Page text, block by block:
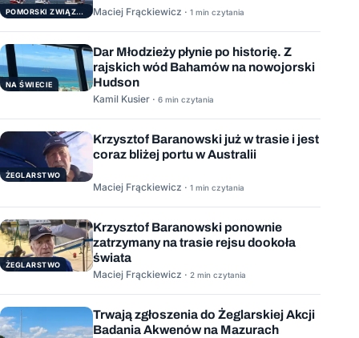
POMORSKI ZWIĄZEK ŻEGLARSKI Maciej Frąckiewicz · 1 min czytania
NA ŚWIECIE
Dar Młodzieży płynie po historię. Z
rajskich wód Bahamów na nowojorski
Hudson
Kamil Kusier · 6 min czytania
ŻEGLARSTWO
Krzysztof Baranowski już w trasie i jest
coraz bliżej portu w Australii
Maciej Frąckiewicz · 1 min czytania
ŻEGLARSTWO
Krzysztof Baranowski ponownie
zatrzymany na trasie rejsu dookoła
świata
Maciej Frąckiewicz · 2 min czytania
Trwają zgłoszenia do Żeglarskiej Akcji
Badania Akwenów na Mazurach